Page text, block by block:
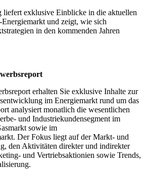
liefert exklusive Einblicke in die aktuellen
und zeigt, wie sich
in den kommenden Jahren
erhalten Sie exklusive Inhalte zur
im Energiemarkt rund um das
analysiert monatlich die wesentlichen
und Industriekundensegment im
sowie im
Der Fokus liegt auf der Markt- und
den Aktivitäten direkter und indirekter
und Vertriebsaktionien sowie Trends,